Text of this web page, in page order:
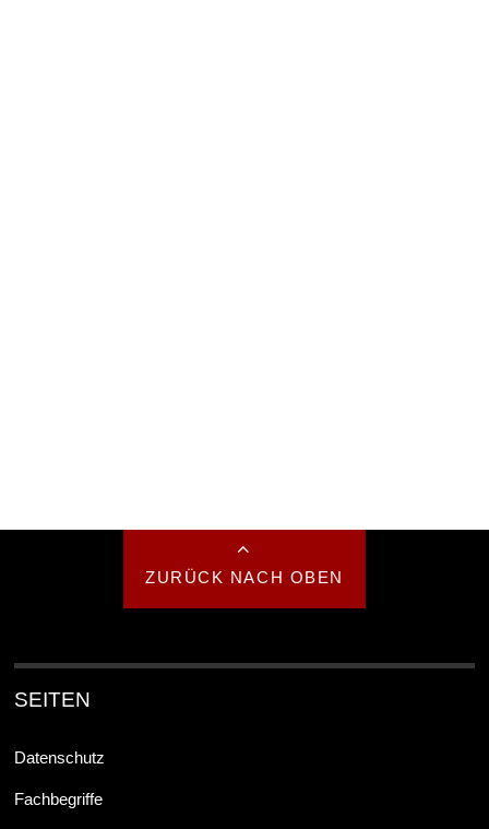
ZURÜCK NACH OBEN
SEITEN
Datenschutz
Fachbegriffe